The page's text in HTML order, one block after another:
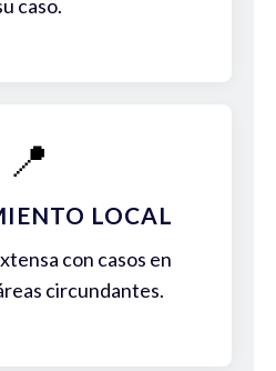
caso.
📍
LOCAL
con casos en
circundantes.